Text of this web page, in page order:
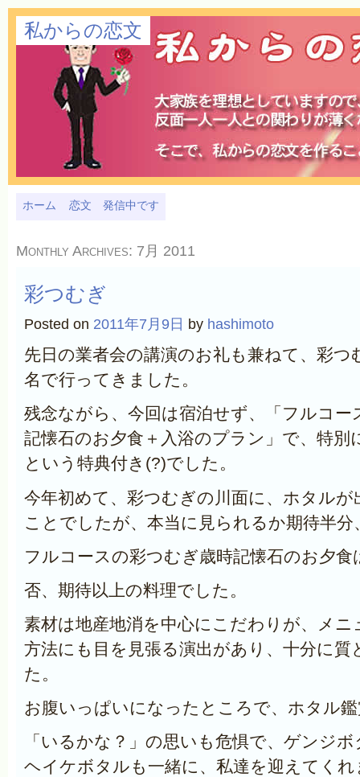
私からの恋文
ホーム 恋文 発信中です
Monthly Archives: 7月 2011
彩つむぎ
Posted on 2011年7月9日 by hashimoto
先日の業者会の講演のお礼も兼ねて、彩つ
名で行ってきました。
残念ながら、今回は宿泊せず、「フルコー
記懐石のお夕食＋入浴のプラン」で、特別
という特典付き(?)でした。
今年初めて、彩つむぎの川面に、ホタル
ことでしたが、本当に見られるか期待半分
フルコースの彩つむぎ歳時記懐石のお夕食
否、期待以上の料理でした。
素材は地産地消を中心にこだわりが、メ
方法にも目を見張る演出があり、十分に質
た。
お腹いっぱいになったところで、ホタル
「いるかな？」の思いも危惧で、ゲンジ
ヘイケボタルも一緒に、私達を迎えてくれ